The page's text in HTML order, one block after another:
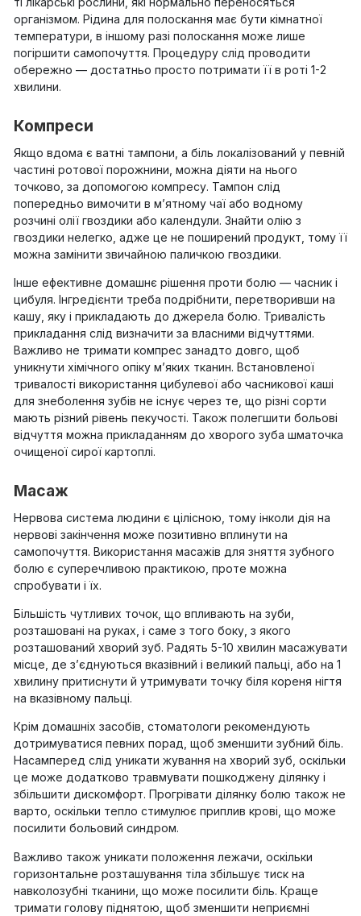
організмом. Рідина для полоскання має бути кімнатної
температури, в іншому разі полоскання може лише
погіршити самопочуття. Процедуру слід проводити
обережно — достатньо просто потримати її в роті 1-2
хвилини.
Компреси
Якщо вдома є ватні тампони, а біль локалізований у певній
частині ротової порожнини, можна діяти на нього
точково, за допомогою компресу. Тампон слід
попередньо вимочити в м’ятному чаї або водному
розчині олії гвоздики або календули. Знайти олію з
гвоздики нелегко, адже це не поширений продукт, тому її
можна замінити звичайною паличкою гвоздики.
Інше ефективне домашнє рішення проти болю — часник і
цибуля. Інгредієнти треба подрібнити, перетворивши на
кашу, яку і прикладають до джерела болю. Тривалість
прикладання слід визначити за власними відчуттями.
Важливо не тримати компрес занадто довго, щоб
уникнути хімічного опіку м’яких тканин. Встановленої
тривалості використання цибулевої або часникової каші
для знеболення зубів не існує через те, що різні сорти
мають різний рівень пекучості. Також полегшити больові
відчуття можна прикладанням до хворого зуба шматочка
очищеної сирої картоплі.
Масаж
Нервова система людини є цілісною, тому інколи дія на
нервові закінчення може позитивно вплинути на
самопочуття. Використання масажів для зняття зубного
болю є суперечливою практикою, проте можна
спробувати і їх.
Більшість чутливих точок, що впливають на зуби,
розташовані на руках, і саме з того боку, з якого
розташований хворий зуб. Радять 5-10 хвилин масажувати
місце, де з’єднуються вказівний і великий пальці, або на 1
хвилину притиснути й утримувати точку біля кореня нігтя
на вказівному пальці.
Крім домашніх засобів, стоматологи рекомендують
дотримуватися певних порад, щоб зменшити зубний біль.
Насамперед слід уникати жування на хворий зуб, оскільки
це може додатково травмувати пошкоджену ділянку і
збільшити дискомфорт. Прогрівати ділянку болю також не
варто, оскільки тепло стимулює приплив крові, що може
посилити больовий синдром.
Важливо також уникати положення лежачи, оскільки
горизонтальне розташування тіла збільшує тиск на
навколозубні тканини, що може посилити біль. Краще
тримати голову піднятою, щоб зменшити неприємні